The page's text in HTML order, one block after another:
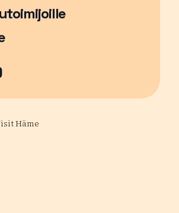
uudessa ikkunassa
uudessa ikkunassa
avautuu uudessa
avautuu uudessa
Häme